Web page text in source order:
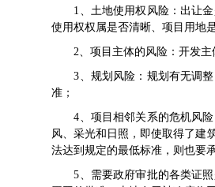
1、土地使用权风险：出让金
使用权权属是否清晰、项目用地
2、项目主体的风险：开发主
3、规划风险：规划有无调整
准；
4、项目相邻关系的危机风险
风、采光和日照，即使取得了建
法达到规定的最低标准，则也要
5、需要政府审批的各类证照